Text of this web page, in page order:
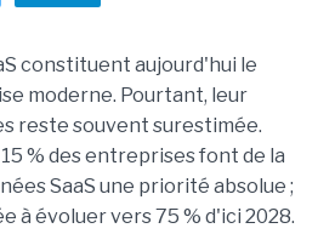
constituent aujourd'hui le
moderne. Pourtant, leur
reste souvent surestimée.
% des entreprises font de la
SaaS une priorité absolue ;
à évoluer vers 75 % d'ici 2028.